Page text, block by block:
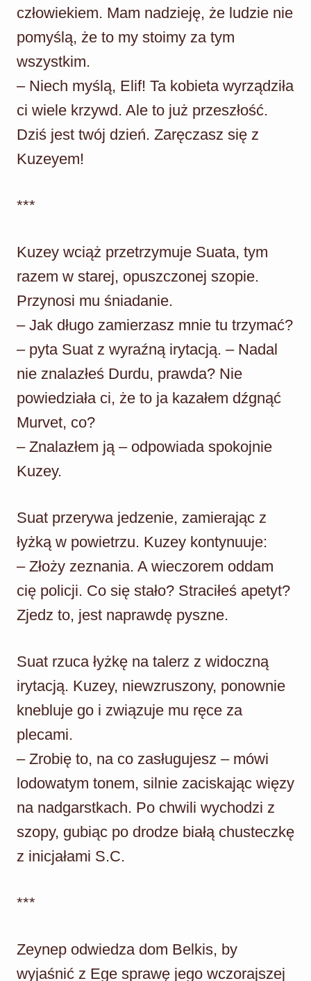
człowiekiem. Mam nadzieję, że ludzie nie
pomyślą, że to my stoimy za tym
wszystkim.
– Niech myślą, Elif! Ta kobieta wyrządziła
ci wiele krzywd. Ale to już przeszłość.
Dziś jest twój dzień. Zaręczasz się z
Kuzeyem!
***
Kuzey wciąż przetrzymuje Suata, tym
razem w starej, opuszczonej szopie.
Przynosi mu śniadanie.
– Jak długo zamierzasz mnie tu trzymać?
– pyta Suat z wyraźną irytacją. – Nadal
nie znalazłeś Durdu, prawda? Nie
powiedziała ci, że to ja kazałem dźgnąć
Murvet, co?
– Znalazłem ją – odpowiada spokojnie
Kuzey.
Suat przerywa jedzenie, zamierając z
łyżką w powietrzu. Kuzey kontynuuje:
– Złoży zeznania. A wieczorem oddam
cię policji. Co się stało? Straciłeś apetyt?
Zjedz to, jest naprawdę pyszne.
Suat rzuca łyżkę na talerz z widoczną
irytacją. Kuzey, niewzruszony, ponownie
knebluje go i związuje mu ręce za
plecami.
– Zrobię to, na co zasługujesz – mówi
lodowatym tonem, silnie zaciskając więzy
na nadgarstkach. Po chwili wychodzi z
szopy, gubiąc po drodze białą chusteczkę
z inicjałami S.C.
***
Zeynep odwiedza dom Belkis, by
wyjaśnić z Ege sprawę jego wczorajszej